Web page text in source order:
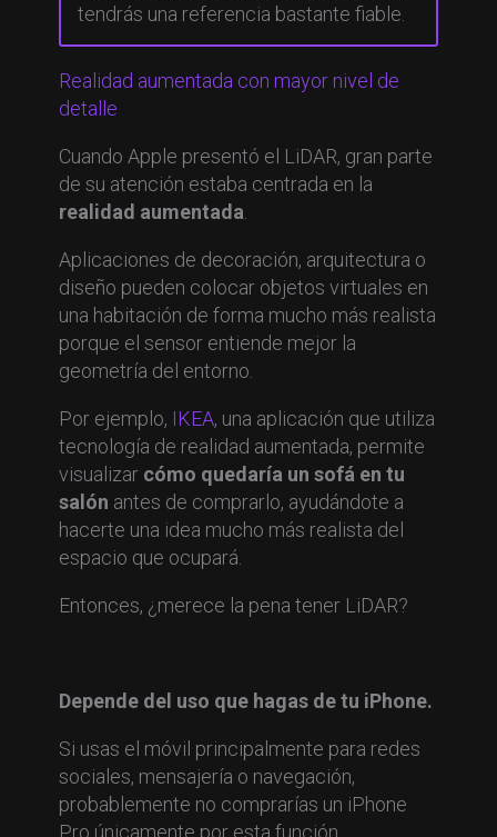
tendrás una referencia bastante fiable.
Realidad aumentada con mayor nivel de
detalle
Cuando Apple presentó el LiDAR, gran parte
de su atención estaba centrada en la
realidad aumentada.
Aplicaciones de decoración, arquitectura o
diseño pueden colocar objetos virtuales en
una habitación de forma mucho más realista
porque el sensor entiende mejor la
geometría del entorno.
Por ejemplo, IKEA, una aplicación que utiliza
tecnología de realidad aumentada, permite
visualizar cómo quedaría un sofá en tu
salón antes de comprarlo, ayudándote a
hacerte una idea mucho más realista del
espacio que ocupará.
Entonces, ¿merece la pena tener LiDAR?
Depende del uso que hagas de tu iPhone.
Si usas el móvil principalmente para redes
sociales, mensajería o navegación,
probablemente no comprarías un iPhone